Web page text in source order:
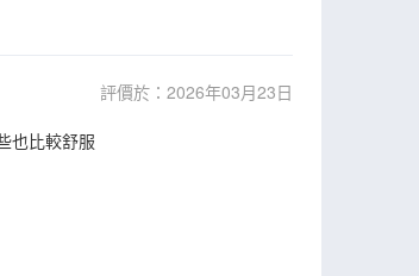
評價於：2026年03月23日
也比較舒服